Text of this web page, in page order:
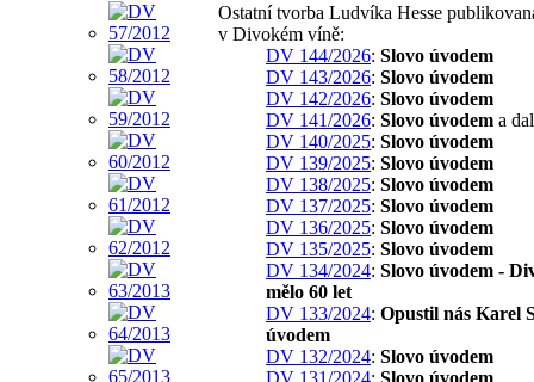
Ostatní tvorba Ludvíka Hesse
v Divokém víně:
DV 144/2026: Slovo úvodem
DV 143/2026: Slovo úvodem
DV 142/2026: Slovo úvodem
DV 141/2026: Slovo úvodem a
DV 140/2025: Slovo úvodem
DV 139/2025: Slovo úvodem
DV 138/2025: Slovo úvodem
DV 137/2025: Slovo úvodem
DV 136/2025: Slovo úvodem
DV 135/2025: Slovo úvodem
DV 134/2024: Slovo úvodem -
mělo 60 let
DV 133/2024: Opustil nás Karel
úvodem
DV 132/2024: Slovo úvodem
DV 131/2024: Slovo úvodem